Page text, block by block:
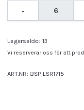
-
Lagersaldo: 13
Vi reserverar oss för att
ART.NR: BSP-LSR1715